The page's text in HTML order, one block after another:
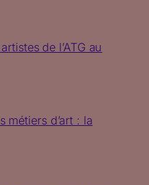
de l’ATG au
métiers d’art : la